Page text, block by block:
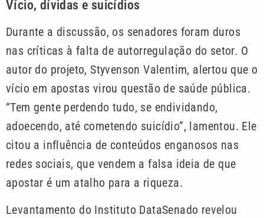
Vício, dívidas e suicídios
Durante a discussão, os senadores foram duros
nas críticas à falta de autorregulação do setor. O
autor do projeto, Styvenson Valentim, alertou que o
vício em apostas virou questão de saúde pública.
“Tem gente perdendo tudo, se endividando,
adoecendo, até cometendo suicídio”, lamentou. Ele
citou a influência de conteúdos enganosos nas
redes sociais, que vendem a falsa ideia de que
apostar é um atalho para a riqueza.
Levantamento do Instituto DataSenado revelou